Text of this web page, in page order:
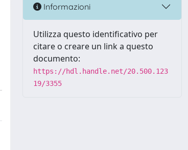
Informazioni
Utilizza questo identificativo per
citare o creare un link a questo
documento:
https://hdl.handle.net/20.500.123
19/3355